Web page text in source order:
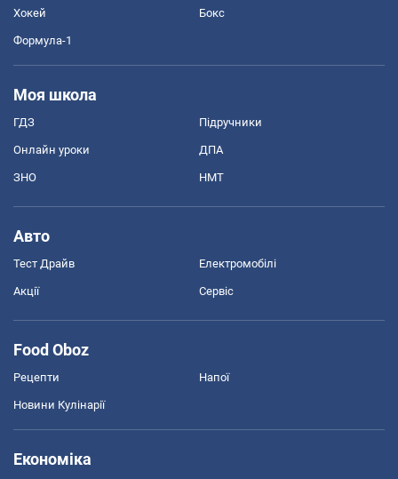
Хокей Бокс
Формула-1
Моя школа
ГДЗ Підручники
Онлайн уроки ДПА
ЗНО НМТ
Авто
Тест Драйв Електромобілі
Акції Сервіс
Food Oboz
Рецепти Напої
Новини Кулінарії
Економіка